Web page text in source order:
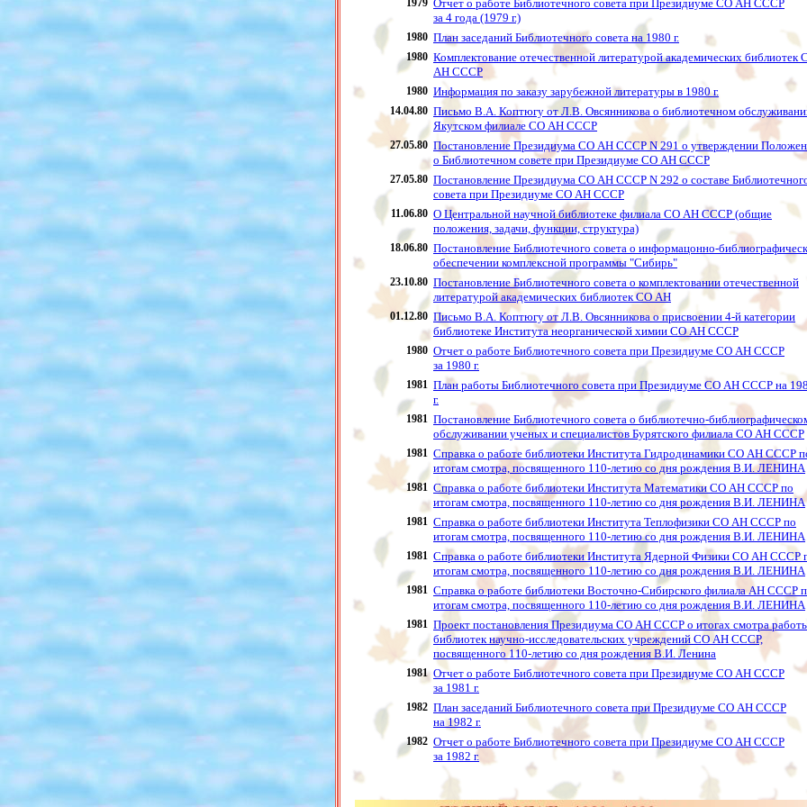
1979 Отчет о работе Библиотечного совета при Президиуме СО АН СССР
за 4 года (1979 г.)
1980 План заседаний Библиотечного совета на 1980 г.
1980 Комплектование отечественной литературой академических библиотек
АН СССР
1980 Информация по заказу зарубежной литературы в 1980 г.
14.04.80 Письмо В.А. Коптюгу от Л.В. Овсянникова о библиотечном
Якутском филиале СО АН СССР
27.05.80 Постановление Президиума СО АН СССР N 291 о утверждении
о Библиотечном совете при Президиуме СО АН СССР
27.05.80 Постановление Президиума СО АН СССР N 292 о составе
совета при Президиуме СО АН СССР
11.06.80 О Центральной научной библиотеке филиала СО АН СССР (общие
положения, задачи, функции, структура)
18.06.80 Постановление Библиотечного совета о информацонно-
обеспечении комплексной программы "Сибирь"
23.10.80 Постановление Библиотечного совета о комплектовании отечественной
литературой академических библиотек СО АН
01.12.80 Письмо В.А. Коптюгу от Л.В. Овсянникова о присвоении 4-й категории
библиотеке Института неорганической химии СО АН СССР
1980 Отчет о работе Библиотечного совета при Президиуме СО АН СССР
за 1980 г.
1981 План работы Библиотечного совета при Президиуме СО АН СССР на
г.
1981 Постановление Библиотечного совета о библиотечно-
обслуживании ученых и специалистов Бурятского филиала СО АН СССР
1981 Справка о работе библиотеки Института Гидродинамики СО АН СССР
итогам смотра, посвященного 110-летию со дня рождения В.И. ЛЕНИНА
1981 Справка о работе библиотеки Института Математики СО АН СССР по
итогам смотра, посвященного 110-летию со дня рождения В.И. ЛЕНИНА
1981 Справка о работе библиотеки Института Теплофизики СО АН СССР по
итогам смотра, посвященного 110-летию со дня рождения В.И. ЛЕНИНА
1981 Справка о работе библиотеки Института Ядерной Физики СО АН СССР
итогам смотра, посвященного 110-летию со дня рождения В.И. ЛЕНИНА
1981 Справка о работе библиотеки Восточно-Сибирского филиала АН СССР
итогам смотра, посвященного 110-летию со дня рождения В.И. ЛЕНИНА
1981 Проект постановления Президиума СО АН СССР о итогах смотра
библиотек научно-исследовательских учреждений СО АН СССР,
посвященного 110-летию со дня рождения В.И. Ленина
1981 Отчет о работе Библиотечного совета при Президиуме СО АН СССР
за 1981 г.
1982 План заседаний Библиотечного совета при Президиуме СО АН СССР
на 1982 г.
1982 Отчет о работе Библиотечного совета при Президиуме СО АН СССР
за 1982 г.